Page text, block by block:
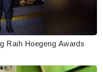
Raih Hoegeng Awards